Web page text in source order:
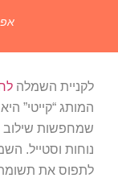
לקניית השמלה
המותג “קייטי”
שמחפשות שילוב
נוחות וסטייל.
לתפוס את תשומת